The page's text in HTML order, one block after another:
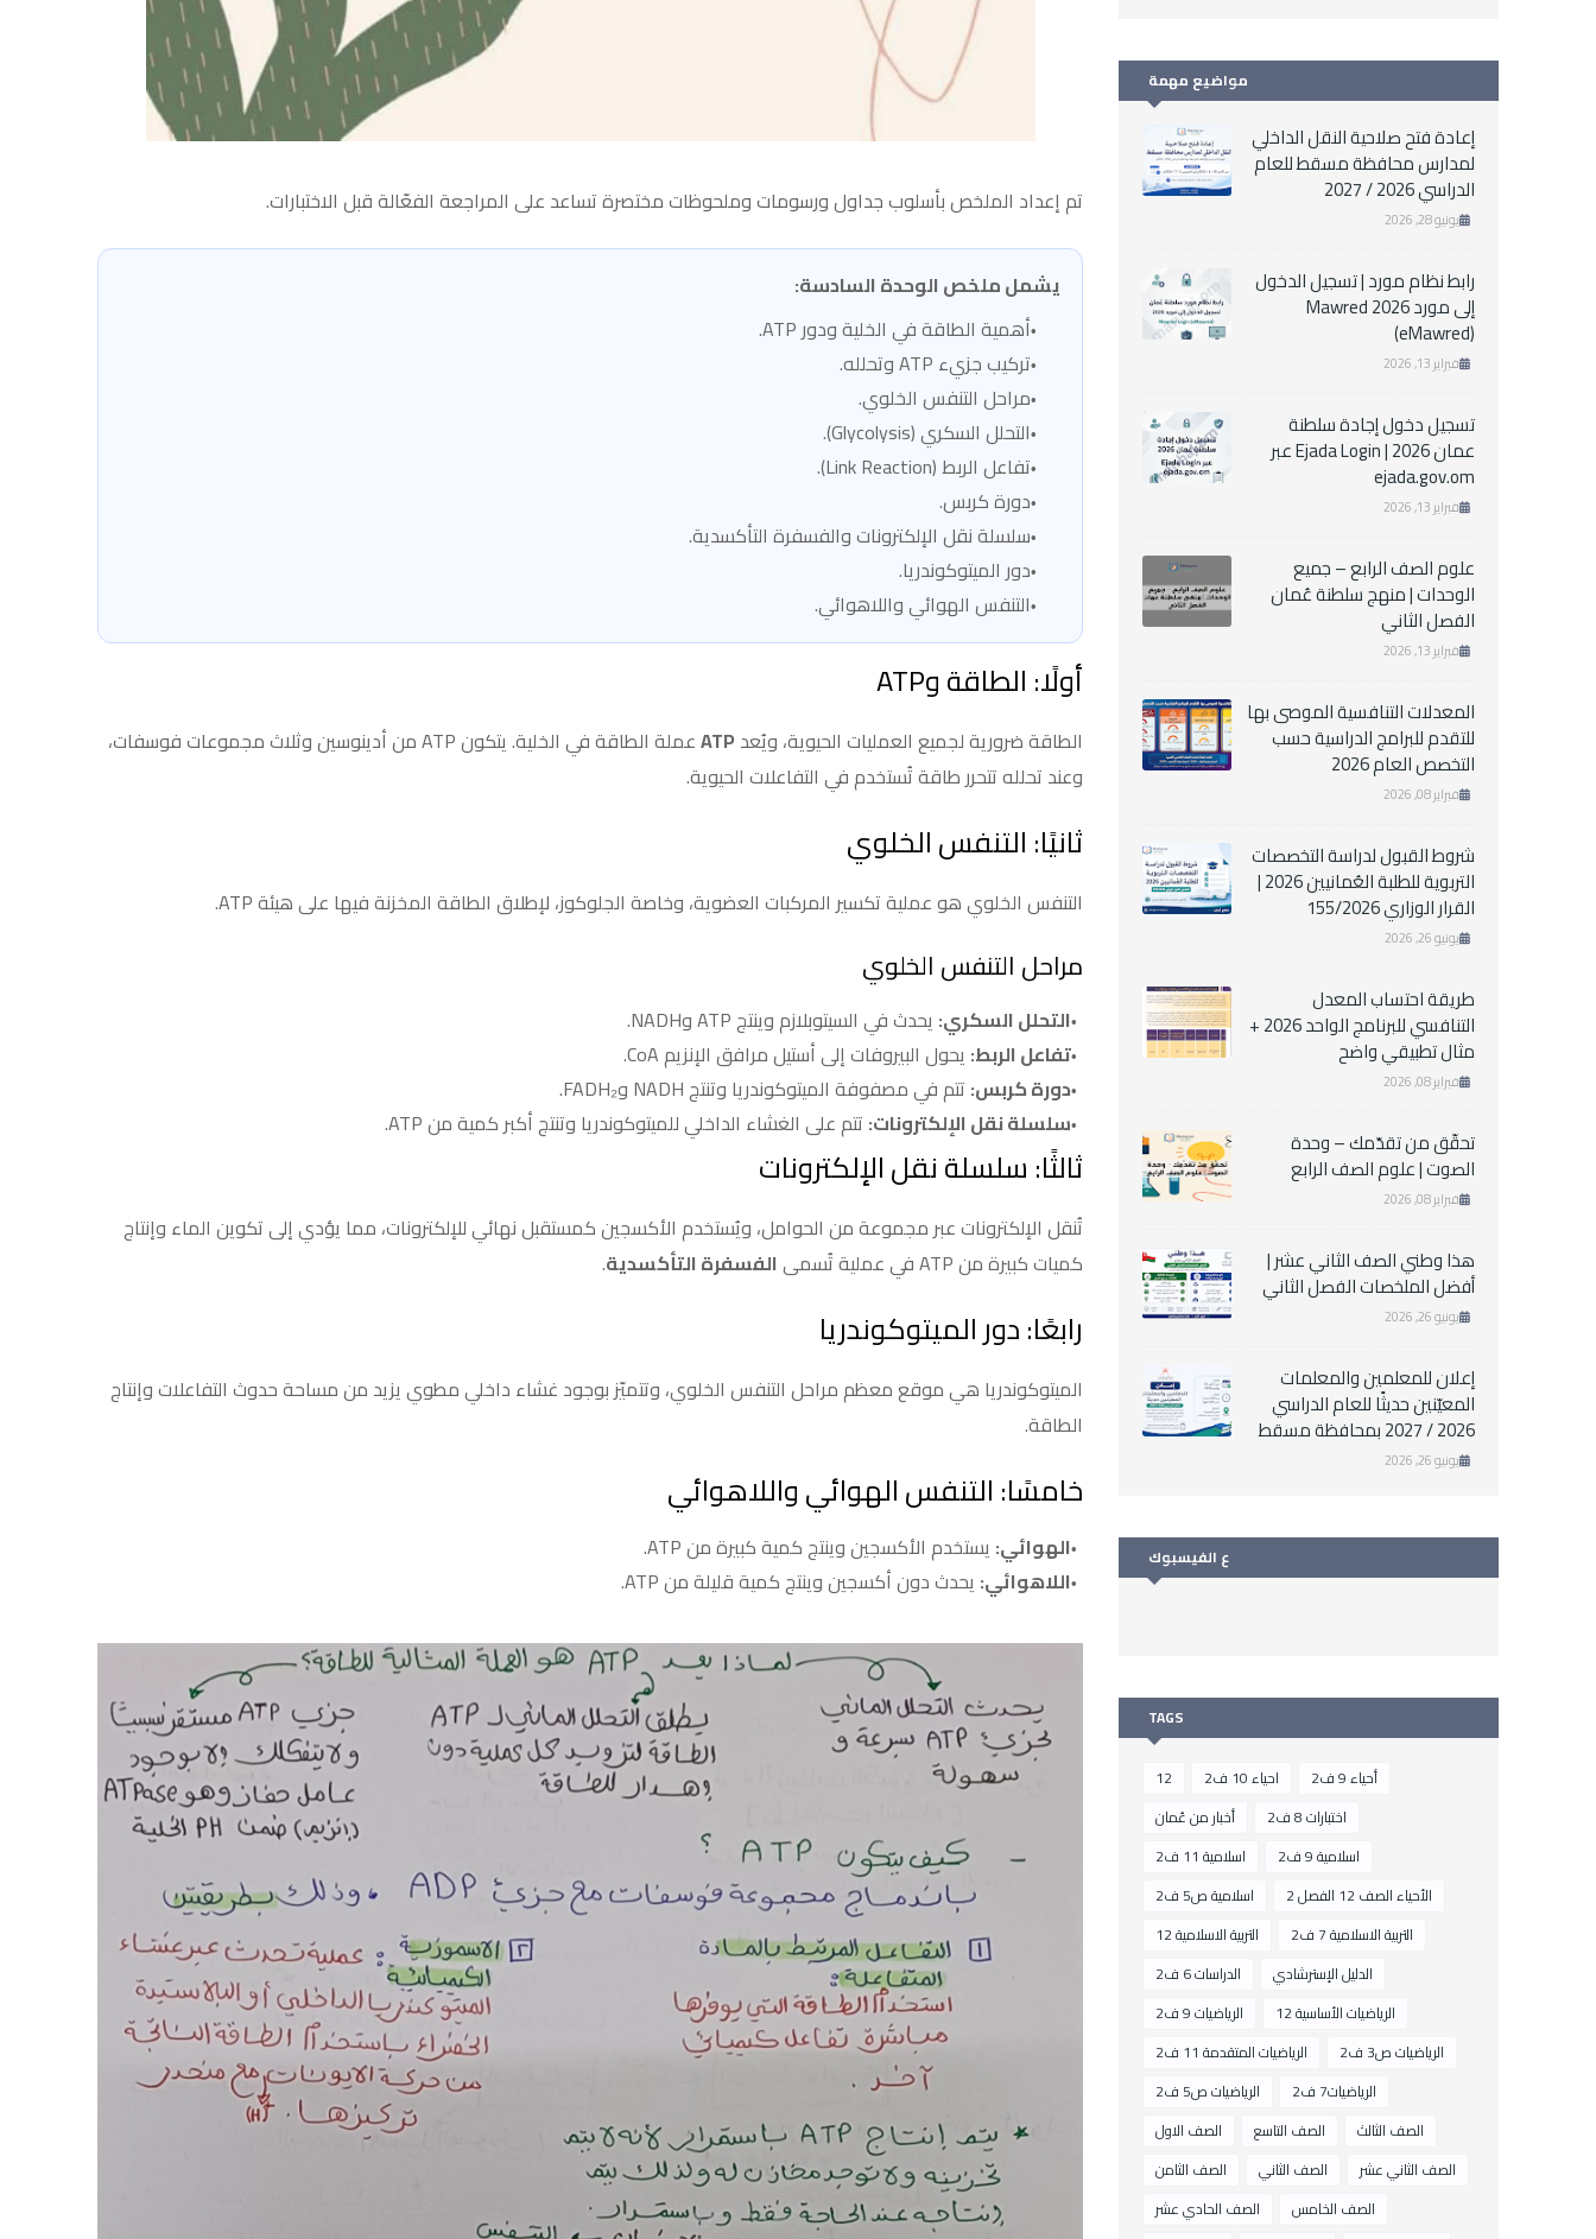
تم إعداد الملخص بأسلوب جداول ورسومات وملحوظات مختصرة تساعد على المراجعة الفعّالة قبل الاختبارات.
يشمل ملخص الوحدة السادسة:
أهمية الطاقة في الخلية ودور ATP.
تركيب جزيء ATP وتحلله.
مراحل التنفس الخلوي.
التحلل السكري (Glycolysis).
تفاعل الربط (Link Reaction).
دورة كربس.
سلسلة نقل الإلكترونات والفسفرة التأكسدية.
دور الميتوكوندريا.
التنفس الهوائي واللاهوائي.
أولًا: الطاقة وATP
الطاقة ضرورية لجميع العمليات الحيوية، ويُعد ATP
عملة الطاقة في الخلية. يتكون ATP من أدينوسين وثلاث مجموعات فوسفات،
وعند تحلله تتحرر طاقة تُستخدم في التفاعلات الحيوية.
ثانيًا: التنفس الخلوي
التنفس الخلوي هو عملية تكسير المركبات العضوية، وخاصة الجلوكوز، لإطلاق الطاقة المخزنة فيها على هيئة ATP.
مراحل التنفس الخلوي
التحلل السكري: يحدث في السيتوبلازم وينتج ATP وNADH.
تفاعل الربط: يحول البيروفات إلى أستيل مرافق الإنزيم CoA.
دورة كربس: تتم في مصفوفة الميتوكوندريا وتنتج NADH وFADH₂.
سلسلة نقل الإلكترونات: تتم على الغشاء الداخلي للميتوكوندريا وتنتج أكبر كمية من ATP.
ثالثًا: سلسلة نقل الإلكترونات
تُنقل الإلكترونات عبر مجموعة من الحوامل، ويُستخدم الأكسجين كمستقبل نهائي للإلكترونات، مما يؤدي إلى تكوين الماء وإنتاج
كميات كبيرة من ATP في عملية تُسمى
الفسفرة التأكسدية.
رابعًا: دور الميتوكوندريا
الميتوكوندريا هي موقع معظم مراحل التنفس الخلوي، وتتميّز بوجود غشاء داخلي مطوي يزيد من مساحة حدوث التفاعلات وإنتاج
الطاقة.
خامسًا: التنفس الهوائي واللاهوائي
الهوائي: يستخدم الأكسجين وينتج كمية كبيرة من ATP.
اللاهوائي: يحدث دون أكسجين وينتج كمية قليلة من ATP.
مواضيع مهمة
إعادة فتح صلاحية النقل الداخلي
لمدارس محافظة مسقط للعام
الدراسي 2026 / 2027
يونيو 28, 2026
رابط نظام مورد | تسجيل الدخول
إلى مورد Mawred 2026
(eMawred)
فبراير 13, 2026
تسجيل دخول إجادة سلطنة
عمان 2026 | Ejada Login عبر
ejada.gov.om
فبراير 13, 2026
علوم الصف الرابع – جميع
الوحدات | منهج سلطنة عُمان
الفصل الثاني
فبراير 13, 2026
المعدلات التنافسية الموصى بها
للتقدم للبرامج الدراسية حسب
التخصص العام 2026
فبراير 08, 2026
شروط القبول لدراسة التخصصات
التربوية للطلبة العُمانيين 2026 |
القرار الوزاري 155/2026
يونيو 26, 2026
طريقة احتساب المعدل
التنافسي للبرنامج الواحد 2026 +
مثال تطبيقي واضح
فبراير 08, 2026
تحقّق من تقدّمك – وحدة
الصوت | علوم الصف الرابع
فبراير 08, 2026
هذا وطني الصف الثاني عشر |
أفضل الملخصات الفصل الثاني
يونيو 26, 2026
إعلان للمعلمين والمعلمات
المعيّنين حديثًا للعام الدراسي
2026 / 2027 بمحافظة مسقط
يونيو 26, 2026
ع الفيسبوك
TAGS
12 احياء 10 ف2
أحياء 9 ف2
أخبار من عُمان
اختبارات 8 ف2
اسلامية 11 ف2
اسلامية 9 ف2
اسلامية ص5 ف2
الأحياء الصف 12 الفصل 2
التربية الاسلامية 12
التربية الاسلامية 7 ف2
الدراسات 6 ف2
الدليل الإسترشادي
الرياضيات 9 ف2
الرياضيات الأساسية 12
الرياضيات المتقدمة 11 ف2
الرياضيات ص3 ف2
الرياضيات ص5 ف2
الرياضيات7 ف2
الصف الاول
الصف التاسع
الصف الثالث
الصف الثامن
الصف الثاني
الصف الثاني عشر
الصف الحادي عشر
الصف الخامس